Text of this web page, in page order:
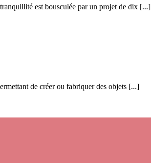
est bousculée par un projet de dix [...]
de créer ou fabriquer des objets [...]